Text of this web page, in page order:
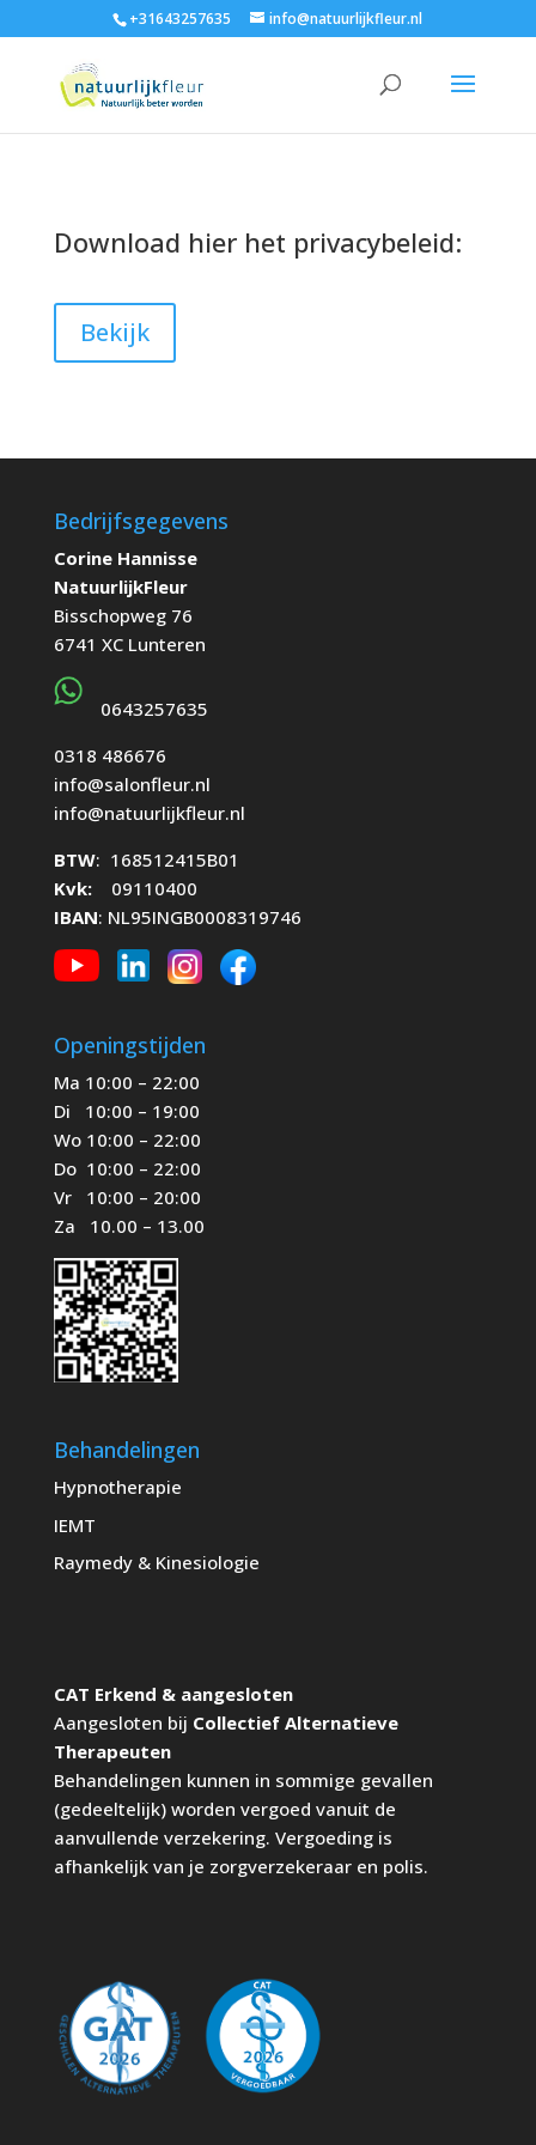
+31643257635 info@natuurlijkfleur.nl
Download hier het privacybeleid:
Bekijk
Bedrijfsgegevens
Corine Hannisse
NatuurlijkFleur
Bisschopweg 76
6741 XC Lunteren
0643257635
0318 486676
info@salonfleur.nl
info@natuurlijkfleur.nl
BTW: 168512415B01
Kvk:
09110400
IBAN: NL95INGB0008319746
Openingstijden
Ma 10:00 – 22:00
Di 10:00 – 19:00
Wo 10:00 – 22:00
Do 10:00 – 22:00
Vr 10:00 – 20:00
Za 10.00 – 13.00
Behandelingen
Hypnotherapie
IEMT
Raymedy& Kinesiologie
CAT Erkend & aangesloten
Aangesloten bij Collectief Alternatieve
Therapeuten
Behandelingen kunnen in sommige gevallen
(gedeeltelijk) worden vergoed vanuit de
aanvullende verzekering. Vergoeding is
afhankelijk van je zorgverzekeraar en polis.